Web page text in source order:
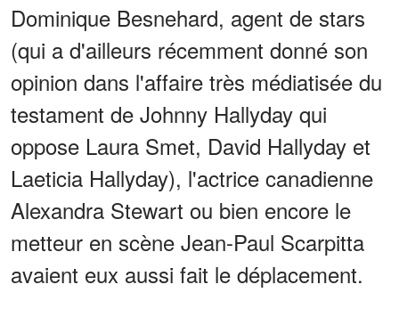
Dominique Besnehard, agent de stars
(qui a d'ailleurs récemment donné son
opinion dans l'affaire très médiatisée du
testament de Johnny Hallyday qui
oppose Laura Smet, David Hallyday et
Laeticia Hallyday), l'ac­trice cana­dienne
Alexan­dra Stewart ou bien encore le
metteur en scène Jean-Paul Scar­pitta
avaient eux aussi fait le déplacement.